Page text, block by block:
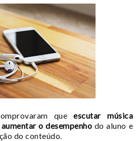
queescutar música
o desempenho do aluno e
do conteúdo.